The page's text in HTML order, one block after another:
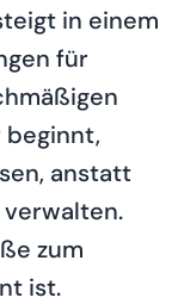
in einem
für
beginnt,
anstatt
verwalten.
zum
ist.